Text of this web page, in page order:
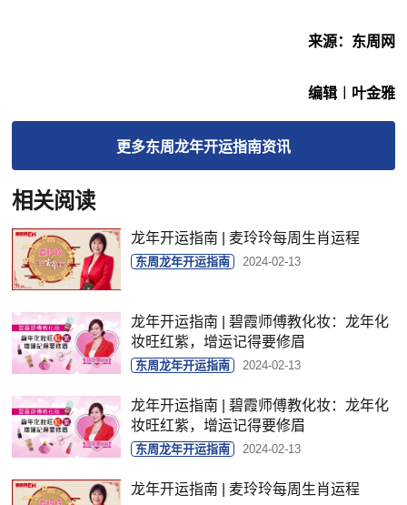
来源：东周网
编辑︱叶金雅
更多东周龙年开运指南资讯
相关阅读
龙年开运指南 | 麦玲玲每周生肖运程
东周龙年开运指南 2024-02-13
龙年开运指南 | 碧霞师傅教化妆：龙年化
妆旺红紫，增运记得要修眉
东周龙年开运指南 2024-02-13
龙年开运指南 | 碧霞师傅教化妆：龙年化
妆旺红紫，增运记得要修眉
东周龙年开运指南 2024-02-13
龙年开运指南 | 麦玲玲每周生肖运程